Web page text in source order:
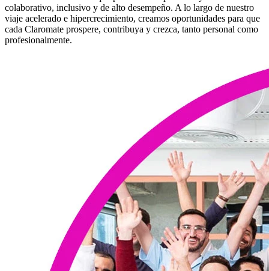
colaborativo, inclusivo y de alto desempeño. A lo largo de nuestro
viaje acelerado e hipercrecimiento, creamos oportunidades para que
cada Claromate prospere, contribuya y crezca, tanto personal como
profesionalmente.